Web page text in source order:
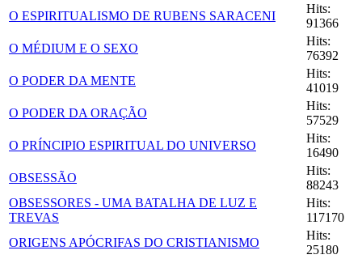
O ESPIRITUALISMO DE RUBENS SARACENI
Hits:
91366
O MÉDIUM E O SEXO
Hits:
76392
O PODER DA MENTE
Hits:
41019
O PODER DA ORAÇÃO
Hits:
57529
O PRÍNCIPIO ESPIRITUAL DO UNIVERSO
Hits:
16490
OBSESSÃO
Hits:
88243
OBSESSORES - UMA BATALHA DE LUZ E
TREVAS
Hits:
117170
ORIGENS APÓCRIFAS DO CRISTIANISMO
Hits:
25180